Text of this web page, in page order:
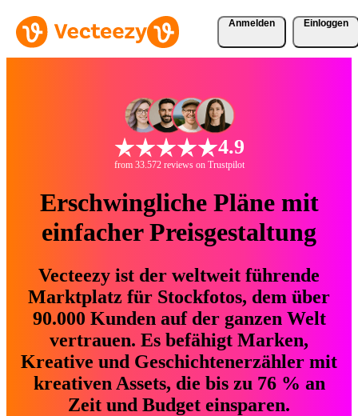
Anmelden Einloggen
4.9
from 33.572 reviews on Trustpilot
Erschwingliche Pläne mit
einfacher Preisgestaltung
Vecteezy ist der weltweit führende
Marktplatz für Stockfotos, dem über
90.000 Kunden auf der ganzen Welt
vertrauen. Es befähigt Marken,
Kreative und Geschichtenerzähler mit
kreativen Assets, die bis zu 76 % an
Zeit und Budget einsparen.